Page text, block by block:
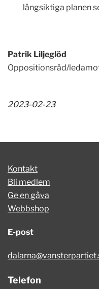
långsiktiga planen
Patrik Liljeglöd
Oppositionsråd/l
2023-02-23
Kontakt
Bli medlem
Ge en gåva
Webbshop
E-post
Telefon